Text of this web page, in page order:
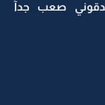
صعب جدآ